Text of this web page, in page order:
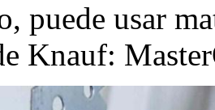
puede usar
Knauf: